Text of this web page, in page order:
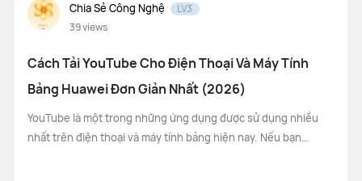
Chia Sẻ Công Nghệ
LV3
39views
Cách Tải YouTube Cho Điện Thoại Và Máy Tính
Bảng Huawei Đơn Giản Nhất (2026)
YouTube là một trong những ứng dụng được sử dụng nhiều
nhất trên điện thoại và máy tính bảng hiện nay. Nếu bạn